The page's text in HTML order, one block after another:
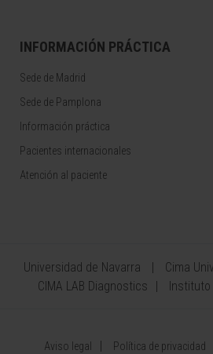
INFORMACIÓN PRÁCTICA
Sede de Madrid
Sede de Pamplona
Información práctica
Pacientes internacionales
Atención al paciente
Universidad de Navarra
Cima
CIMA LAB Diagnostics
Aviso legal Política de privacidad